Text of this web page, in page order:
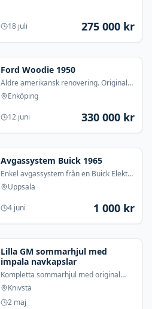
18 juli 275 000 kr
Ford Woodie 1950
Äldre amerikansk renovering. Original
drivlina med 100 hp sida, 3-vxl manuell
med overdrive. Original förutom
sänkning o
Enköping
12 juni 330 000 kr
Avgassystem Buick 1965
Enkel avgassystem från en Buick Elektra
-65Uppsala
4 juni 1 000 kr
Lilla GM sommarhjul med
impala navkapslar
Kompletta sommarhjul med original
impala navkapslar i bra skick. Däcken
har rullat knappt 200mil. Bultcirkel lilla
gm
Knivsta
2 maj